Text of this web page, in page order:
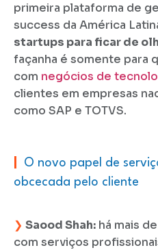
primeira plataforma de
success da América
startups para ficar de
façanha é somente para
com negócios de
clientes em empresas
como SAP e TOTVS.
O novo papel de
obcecada pelo cliente
❯ Saood Shah: há mais
com serviços